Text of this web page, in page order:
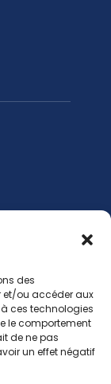
des
et/ou accéder aux
ces technologies
le comportement
de ne pas
un effet négatif